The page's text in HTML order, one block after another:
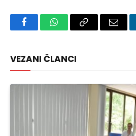
FacebookWhatsAppCopy
Email
VEZANI ČLANCI